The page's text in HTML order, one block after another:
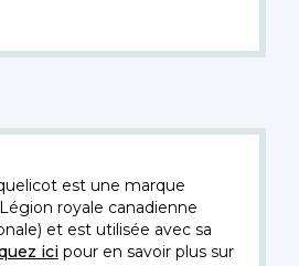
est une marque
royale canadienne
et est utilisée avec sa
icipour en savoir plus sur